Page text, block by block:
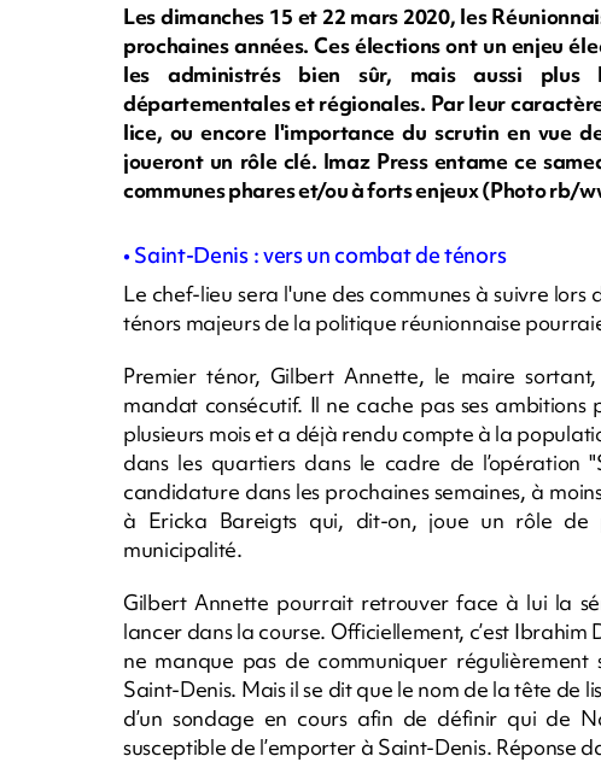
Les dimanches 15 et 22 mars 2020, les
prochaines années. Ces élections ont un enjeu
les administrés bien sûr, mais aussi plus
départementales et régionales. Par leur
lice, ou encore l'importance du scrutin en vue
joueront un rôle clé. Imaz Press entame ce
communes phares et/ou à forts enjeux (Photo rb/
• Saint-Denis : vers un combat de ténors
Le chef-lieu sera l'une des communes à suivre
ténors majeurs de la politique réunionnaise
Premier ténor, Gilbert Annette, le maire
mandat consécutif. Il ne cache pas ses
plusieurs mois et a déjà rendu compte à la
dans les quartiers dans le cadre de l’opération
candidature dans les prochaines semaines, à
à Ericka Bareigts qui, dit-on, joue un rôle
municipalité.
Gilbert Annette pourrait retrouver face à lui la
lancer dans la course. Officiellement, c’est
ne manque pas de communiquer régulièrement
Saint-Denis. Mais il se dit que le nom de la tête de
d’un sondage en cours afin de définir qui de
susceptible de l’emporter à Saint-Denis. Réponse